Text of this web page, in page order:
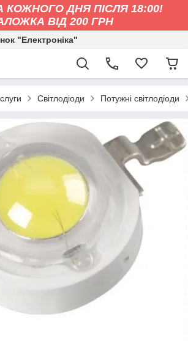
КОЖНОГО ДНЯ ПІСЛЯ 18:00!
ВІД 200 ГРН
"Електроніка"
Світлодіоди Потужні світлодіоди